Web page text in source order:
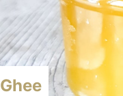
Ghee